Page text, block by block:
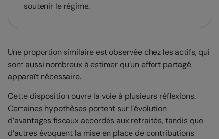
soutenir le régime.
Une proportion similaire est observée chez les actifs, qui
sont aussi nombreux à estimer qu’un effort partagé
apparaît nécessaire.
Cette disposition ouvre la voie à plusieurs réflexions.
Certaines hypothèses portent sur l’évolution
d’avantages fiscaux accordés aux retraités, tandis que
d’autres évoquent la mise en place de contributions